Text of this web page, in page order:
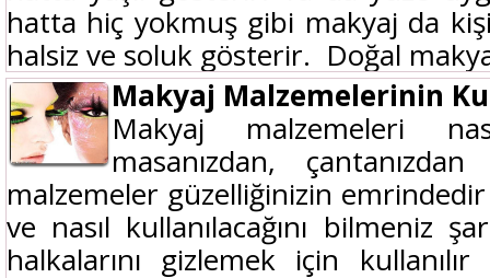
hatta hiç yokmuş gibi makyaj da
halsiz ve soluk gösterir. Doğal
Makyaj Malzemelerinin
Makyaj malzemeleri
masanızdan,
malzemeler güzelliğinizin
ve nasıl kullanılacağını bilmeniz
halkalarını gizlemek için